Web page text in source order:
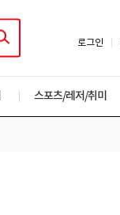
로그인
스포츠/레저/취미